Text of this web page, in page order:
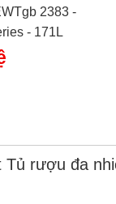
2383 -
- 171L
rượu đa